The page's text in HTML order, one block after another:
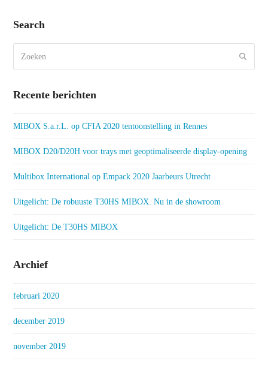
Search
Recente berichten
MIBOX S.a.r.L. op CFIA 2020 tentoonstelling in Rennes
MIBOX D20/D20H voor trays met geoptimaliseerde display-opening
Multibox International op Empack 2020 Jaarbeurs Utrecht
Uitgelicht: De robuuste T30HS MIBOX. Nu in de showroom
Uitgelicht: De T30HS MIBOX
Archief
februari 2020
december 2019
november 2019